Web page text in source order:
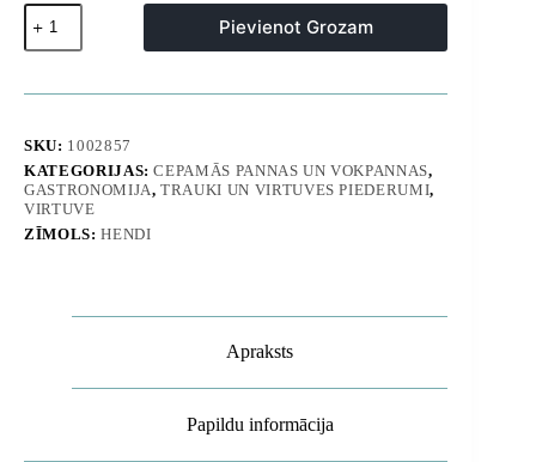
Profi
Line
indukcijas
panna,
lieta
alumīnija,
pārklāta
ar
titānu,
Pievienot Grozam
SKU: 1002857
KATEGORIJAS:CEPAMĀS PANNAS UN VOKPANNAS,
GASTRONOMIJA,TRAUKI UN VIRTUVES PIEDERUMI,
VIRTUVE
ZĪMOLS:HENDI
Apraksts
Papildu informācija